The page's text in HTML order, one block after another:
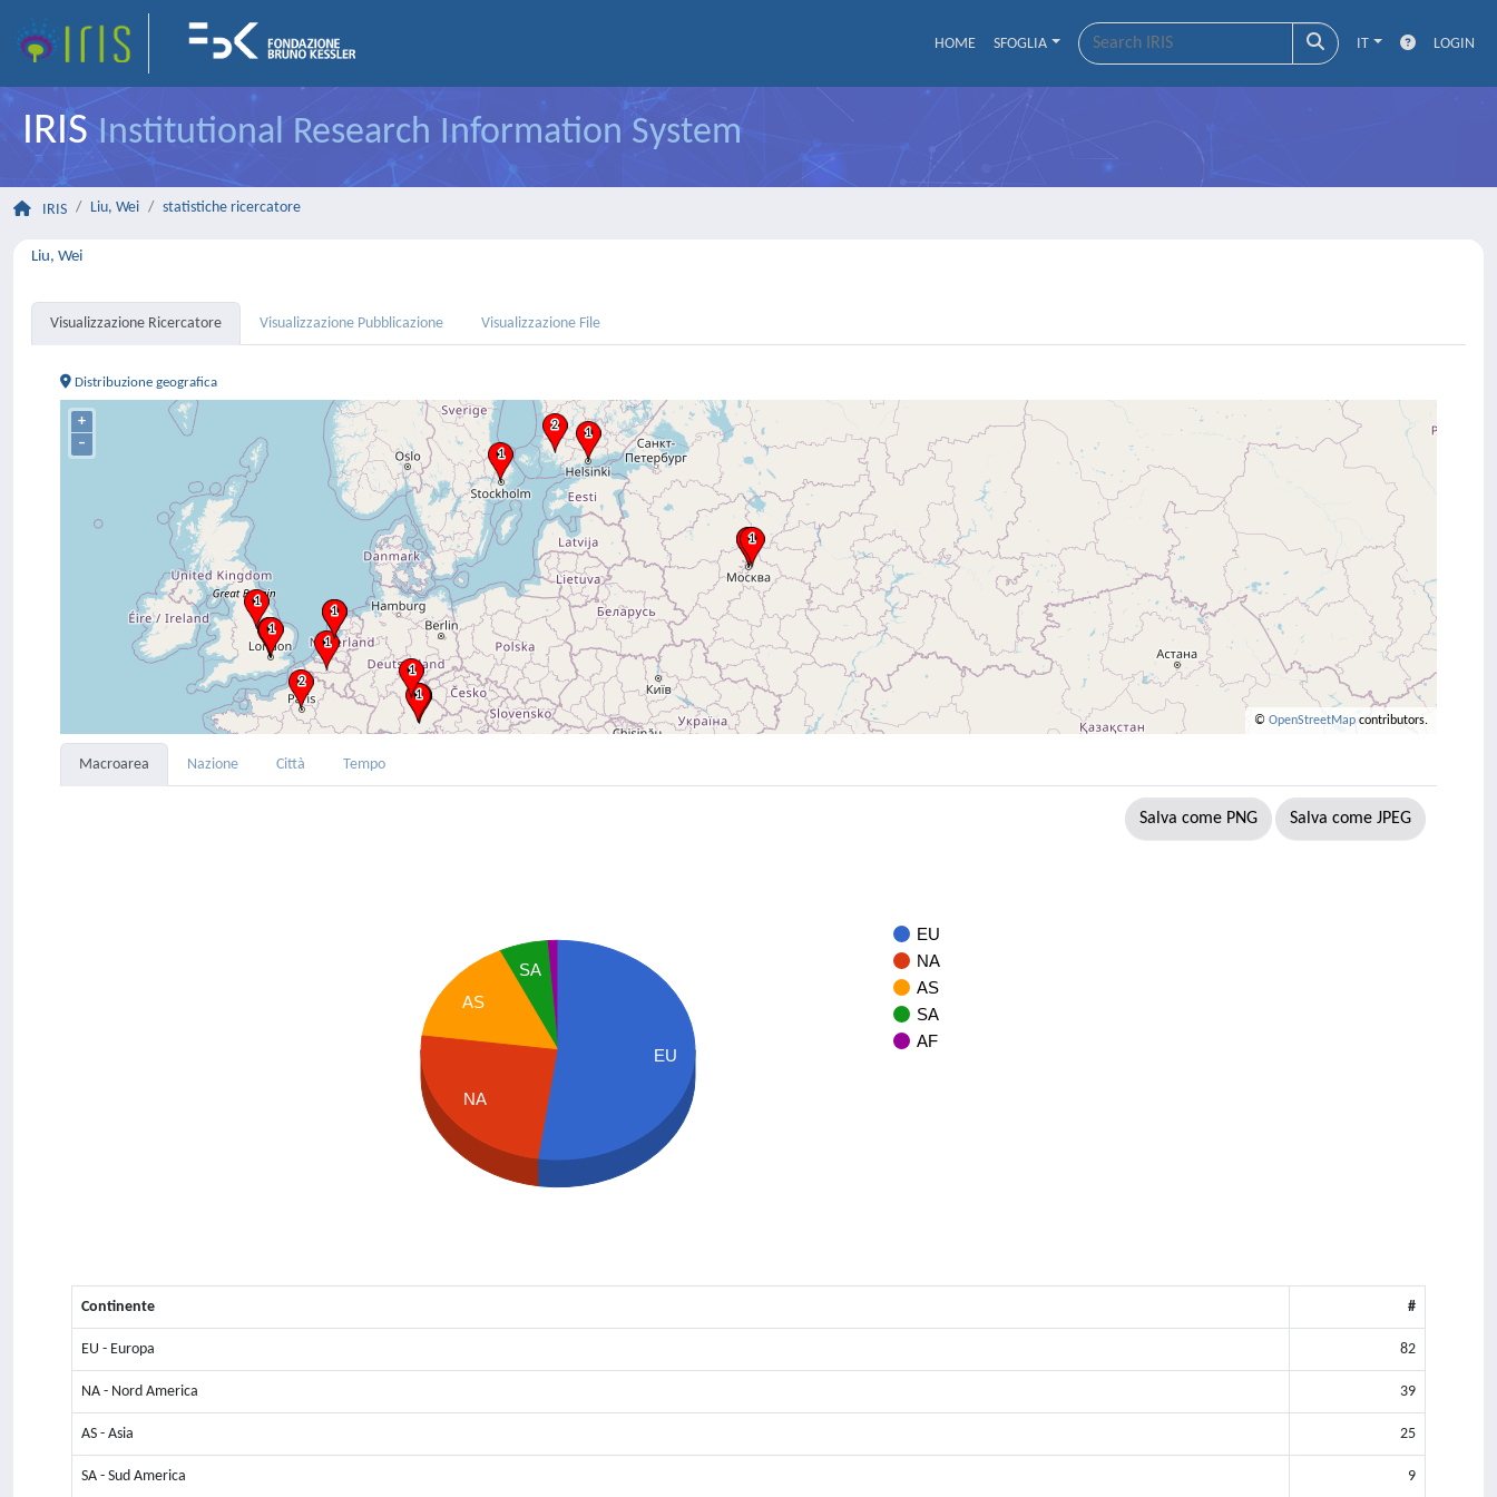
HOME SFOGLIA IT LOGIN
IRISInstitutional Research Information System
IRIS Liu, Wei statistiche ricercatore
Liu, Wei
Visualizzazione Ricercatore Visualizzazione Pubblicazione Visualizzazione File
Distribuzione geografica
+
–
© OpenStreetMap contributors.
Macroarea Nazione Città Tempo
Salva come PNG Salva come JPEG
EU
NA
AS
SA
AF
SA
AS
NA
EU
Continente #
EU - Europa 82
NA - Nord America 39
AS - Asia 25
SA - Sud America 9